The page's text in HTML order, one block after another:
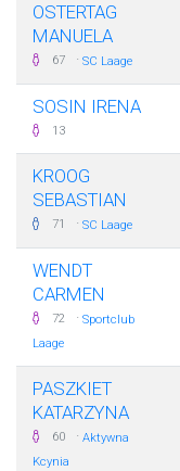
OSTERTAG
MANUELA
67 · SC Laage
SOSIN IRENA
13
KROOG
SEBASTIAN
71 · SC Laage
WENDT
CARMEN
72 · Sportclub
Laage
PASZKIET
KATARZYNA
60 · Aktywna
Kcynia